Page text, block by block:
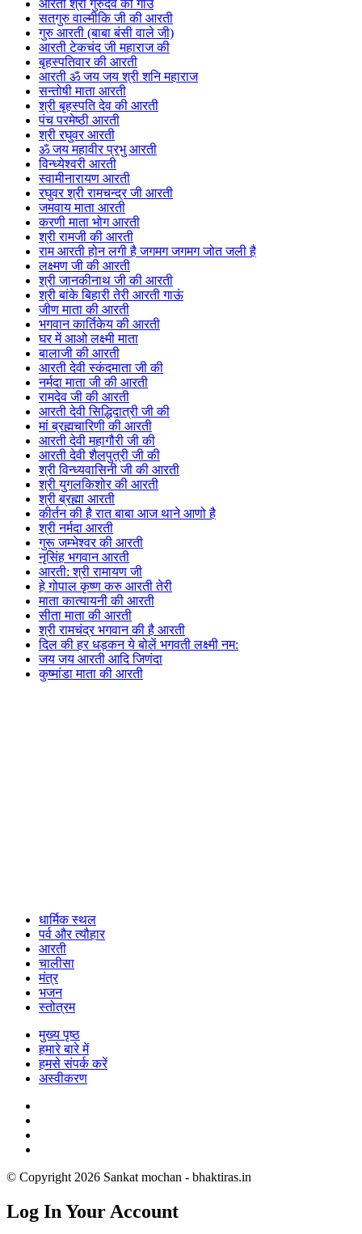
आरती श्री गुरुदेव की गाउँ
सतगुरु वाल्मीकि जी की आरती
गुरु आरती (बाबा बंसी वाले जी)
आरती टेकचंद जी महाराज की
बृहस्पतिवार की आरती
आरती ॐ जय जय श्री शनि महाराज
सन्तोषी माता आरती
श्री बृहस्पति देव की आरती
पंच परमेष्ठी आरती
श्री रघुवर आरती
ॐ जय महावीर प्रभु आरती
विन्ध्येश्वरी आरती
स्वामीनारायण आरती
रघुवर श्री रामचन्द्र जी आरती
जमवाय माता आरती
करणी माता भोग आरती
श्री रामजी की आरती
राम आरती होन लगी है जगमग जगमग जोत जली है
लक्ष्मण जी की आरती
श्री जानकीनाथ जी की आरती
श्री बांके बिहारी तेरी आरती गाऊं
जीण माता की आरती
भगवान कार्तिकेय की आरती
घर में आओ लक्ष्मी माता
बालाजी की आरती
आरती देवी स्कंदमाता जी की
नर्मदा माता जी की आरती
रामदेव जी की आरती
आरती देवी सिद्धिदात्री जी की
मां ब्रह्मचारिणी की आरती
आरती देवी महागौरी जी की
आरती देवी शैलपुत्री जी की
श्री विन्ध्यवासिनी जी की आरती
श्री युगलकिशोर की आरती
श्री ब्रह्मा आरती
कीर्तन की है रात बाबा आज थाने आणो है
श्री नर्मदा आरती
गुरू जम्भेश्वर की आरती
नृसिंह भगवान आरती
आरती: श्री रामायण जी
हे गोपाल कृष्ण करु आरती तेरी
माता कात्यायनी की आरती
सीता माता की आरती
श्री रामचंद्र भगवान की है आरती
दिल की हर धड़कन ये बोलें भगवती लक्ष्मी नम:
जय जय आरती आदि जिणंदा
कुष्मांडा माता की आरती
धार्मिक स्थल
पर्व और त्यौहार
आरती
चालीसा
मंत्र
भजन
स्तोत्रम
मुख्य पृष्ठ
हमारे बारे में
हमसे संपर्क करें
अस्वीकरण
© Copyright 2026 Sankat mochan - bhaktiras.in
Log In Your Account